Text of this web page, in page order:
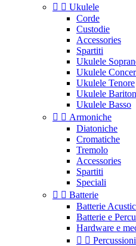
  Ukulele
Corde
Custodie
Accessories
Spartiti
Ukulele
Ukulele
Ukulele Tenore
Ukulele
Ukulele Basso
  Armoniche
Diatoniche
Cromatiche
Tremolo
Accessories
Spartiti
Speciali
  Batterie
Batterie
Batterie e
Hardware e
  Percussioni